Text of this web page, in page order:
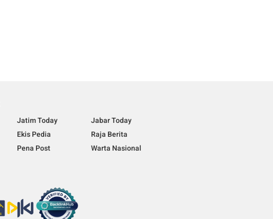
Jatim Today
Jabar Today
Ekis Pedia
Raja Berita
Pena Post Warta Nasional